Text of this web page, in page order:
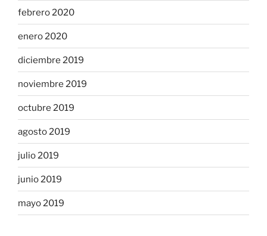
febrero 2020
enero 2020
diciembre 2019
noviembre 2019
octubre 2019
agosto 2019
julio 2019
junio 2019
mayo 2019